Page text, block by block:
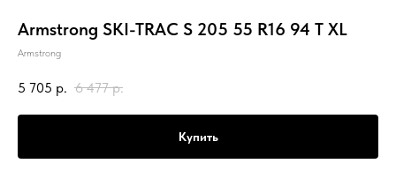
Armstrong SKI-TRAC S 205 55 R16 94 T XL
Armstrong
5 705 р. 6 477 р.
Купить